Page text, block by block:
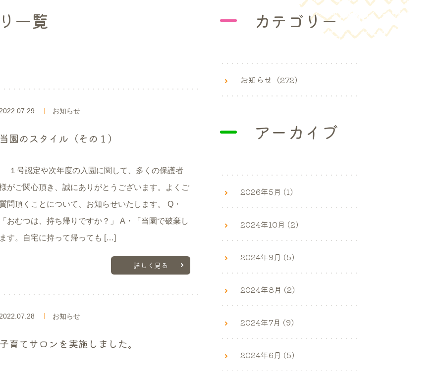
一覧
お知らせ
園のスタイル（その１）
号認定や次年度の入園に関して、多くの保護者
がご関心頂き、誠にありがとうございます。よくご
問頂くことについて、お知らせいたします。 Q・
おむつは、持ち帰りですか？」 A・「当園で破棄し
す。自宅に持って帰っても […]
詳しく見る
お知らせ
育てサロンを実施しました。
カテゴリー
お知らせ（272）
アーカイブ
2026年5月 (1)
2024年10月 (2)
2024年9月 (5)
2024年8月 (2)
2024年7月 (9)
2024年6月 (5)